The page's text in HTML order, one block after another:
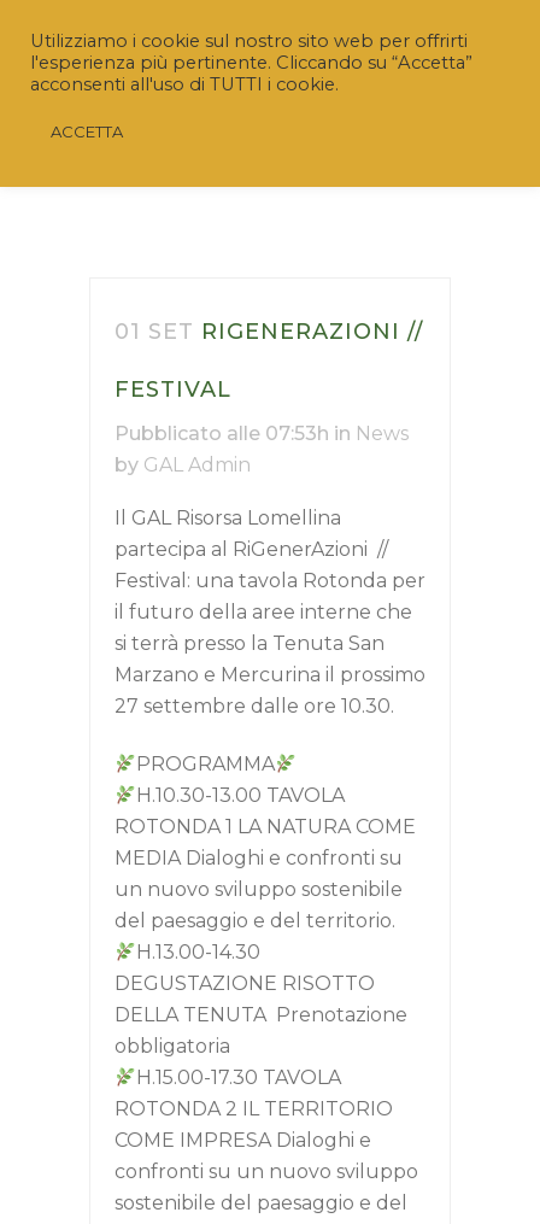
01 SET RIGENERAZIONI //
FESTIVAL
Pubblicato alle 07:53h in News
by GAL Admin
Il GAL Risorsa Lomellina
partecipa al RiGenerAzioni //
Festival: una tavola Rotonda per
il futuro della aree interne che
si terrà presso la Tenuta San
Marzano e Mercurina il prossimo
27 settembre dalle ore 10.30.
PROGRAMMA
H.10.30-13.00 TAVOLA
ROTONDA 1 LA NATURA COME
MEDIA Dialoghi e confronti su
un nuovo sviluppo sostenibile
del paesaggio e del territorio.
H.13.00-14.30
DEGUSTAZIONE RISOTTO
DELLA TENUTA Prenotazione
obbligatoria
H.15.00-17.30 TAVOLA
ROTONDA 2 IL TERRITORIO
COME IMPRESA Dialoghi e
confronti su un nuovo sviluppo
sostenibile del paesaggio e del
Utilizziamo i cookie sul nostro sito web per offrirti
l'esperienza più pertinente. Cliccando su “Accetta”
acconsenti all'uso di TUTTI i cookie.
ACCETTA
produttivi agricoli con finalità ambientale”